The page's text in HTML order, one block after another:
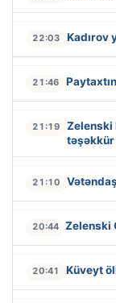
22:03 Kadırov
21:46
21:19
Zelenski
təşəkkür
21:10
20:44 Zelenski
20:41 Küveyt